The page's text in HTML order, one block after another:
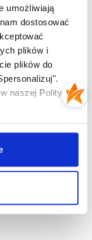
umożliwiają
dostosować
plików i
plików do
naszej Polityce